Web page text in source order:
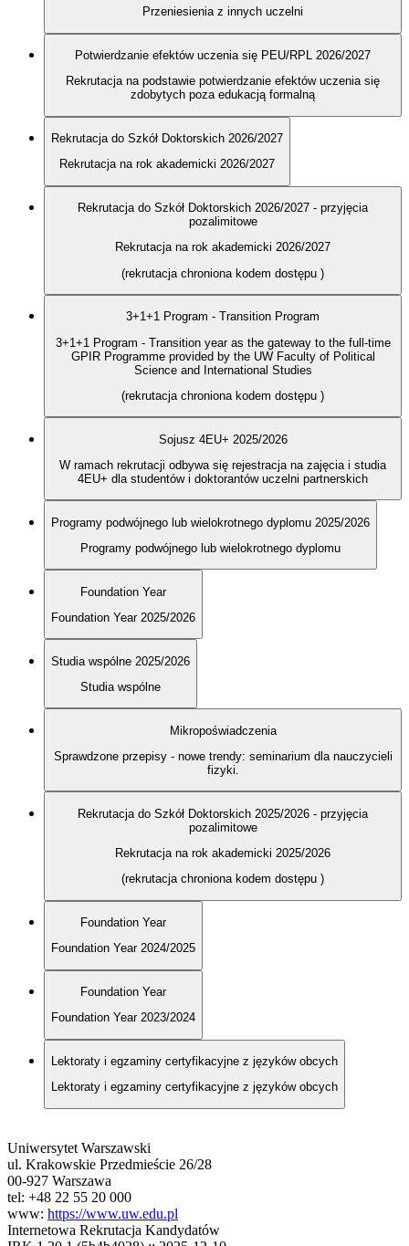
Przeniesienia z innych uczelni
Potwierdzanie efektów uczenia się PEU/RPL 2026/2027
Rekrutacja na podstawie potwierdzanie efektów uczenia się
zdobytych poza edukacją formalną
Rekrutacja do Szkół Doktorskich 2026/2027
Rekrutacja na rok akademicki 2026/2027
Rekrutacja do Szkół Doktorskich 2026/2027 - przyjęcia
pozalimitowe
Rekrutacja na rok akademicki 2026/2027
(rekrutacja chroniona kodem dostępu )
3+1+1 Program - Transition Program
3+1+1 Program - Transition year as the gateway to the full-time
GPIR Programme provided by the UW Faculty of Political
Science and International Studies
(rekrutacja chroniona kodem dostępu )
Sojusz 4EU+ 2025/2026
W ramach rekrutacji odbywa się rejestracja na zajęcia i studia
4EU+ dla studentów i doktorantów uczelni partnerskich
Programy podwójnego lub wielokrotnego dyplomu 2025/2026
Programy podwójnego lub wielokrotnego dyplomu
Foundation Year
Foundation Year 2025/2026
Studia wspólne 2025/2026
Studia wspólne
Mikropoświadczenia
Sprawdzone przepisy - nowe trendy: seminarium dla nauczycieli
fizyki.
Rekrutacja do Szkół Doktorskich 2025/2026 - przyjęcia
pozalimitowe
Rekrutacja na rok akademicki 2025/2026
(rekrutacja chroniona kodem dostępu )
Foundation Year
Foundation Year 2024/2025
Foundation Year
Foundation Year 2023/2024
Lektoraty i egzaminy certyfikacyjne z języków obcych
Lektoraty i egzaminy certyfikacyjne z języków obcych
Uniwersytet Warszawski
ul. Krakowskie Przedmieście 26/28
00-927 Warszawa
tel: +48 22 55 20 000
www: https://www.uw.edu.pl
Internetowa Rekrutacja Kandydatów